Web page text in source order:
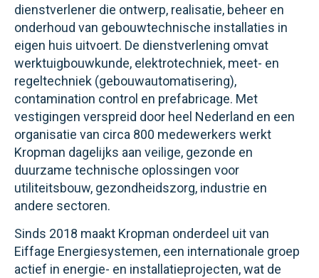
dienstverlener die ontwerp, realisatie, beheer en
onderhoud van gebouwtechnische installaties in
eigen huis uitvoert. De dienstverlening omvat
werktuigbouwkunde, elektrotechniek, meet- en
regeltechniek (gebouwautomatisering),
contamination control en prefabricage. Met
vestigingen verspreid door heel Nederland en een
organisatie van circa 800 medewerkers werkt
Kropman dagelijks aan veilige, gezonde en
duurzame technische oplossingen voor
utiliteitsbouw, gezondheidszorg, industrie en
andere sectoren.
Sinds 2018 maakt Kropman onderdeel uit van
Eiffage Energiesystemen, een internationale groep
actief in energie- en installatieprojecten, wat de